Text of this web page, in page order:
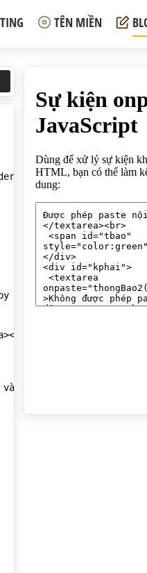
TÊN MIỀN
box;}
phần tử HTML,
đây!&lt;/textarea><br>